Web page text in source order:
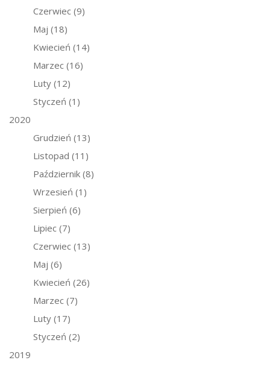
Czerwiec (9)
Maj (18)
Kwiecień (14)
Marzec (16)
Luty (12)
Styczeń (1)
2020
Grudzień (13)
Listopad (11)
Październik (8)
Wrzesień (1)
Sierpień (6)
Lipiec (7)
Czerwiec (13)
Maj (6)
Kwiecień (26)
Marzec (7)
Luty (17)
Styczeń (2)
2019